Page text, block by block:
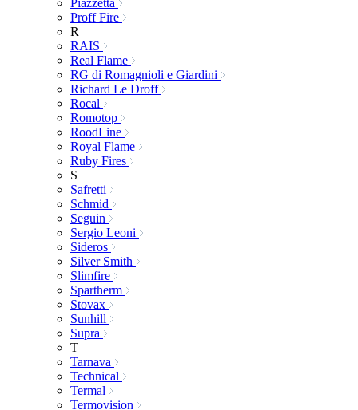
Proff Fire
R
RAIS
Real Flame
RG di Romagnioli e Giardini
Richard Le Droff
Rocal
Romotop
RoodLine
Royal Flame
Ruby Fires
S
Safretti
Schmid
Seguin
Sergio Leoni
Sideros
Silver Smith
Slimfire
Spartherm
Stovax
Sunhill
Supra
T
Tarnava
Technical
Termal
Termovision